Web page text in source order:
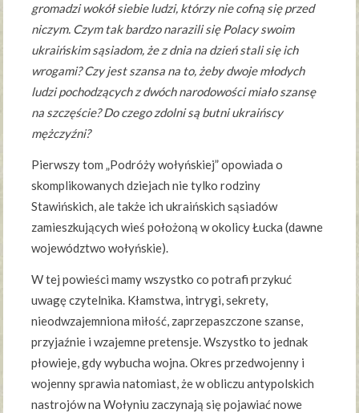
gromadzi wokół siebie ludzi, którzy nie cofną się przed
niczym. Czym tak bardzo narazili się Polacy swoim
ukraińskim sąsiadom, że z dnia na dzień stali się ich
wrogami? Czy jest szansa na to, żeby dwoje młodych
ludzi pochodzących z dwóch narodowości miało szansę
na szczęście? Do czego zdolni są butni ukraińscy
mężczyźni?
Pierwszy tom „Podróży wołyńskiej” opowiada o
skomplikowanych dziejach nie tylko rodziny
Stawińskich, ale także ich ukraińskich sąsiadów
zamieszkujących wieś położoną w okolicy Łucka (dawne
województwo wołyńskie).
W tej powieści mamy wszystko co potrafi przykuć
uwagę czytelnika. Kłamstwa, intrygi, sekrety,
nieodwzajemniona miłość, zaprzepaszczone szanse,
przyjaźnie i wzajemne pretensje. Wszystko to jednak
płowieje, gdy wybucha wojna. Okres przedwojenny i
wojenny sprawia natomiast, że w obliczu antypolskich
nastrojów na Wołyniu zaczynają się pojawiać nowe